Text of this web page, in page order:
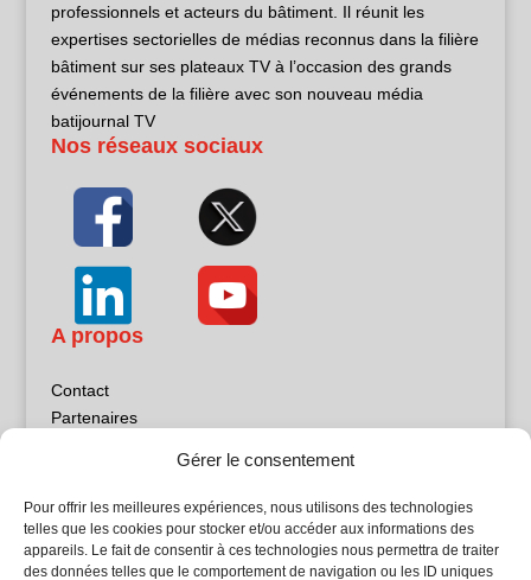
Gérer le consentement
Pour offrir les meilleures expériences, nous utilisons des technologies
telles que les cookies pour stocker et/ou accéder aux informations des
appareils. Le fait de consentir à ces technologies nous permettra de traiter
des données telles que le comportement de navigation ou les ID uniques
professionnels et acteurs du bâtiment. Il réunit les
expertises sectorielles de médias reconnus dans la filière
bâtiment sur ses plateaux TV à l’occasion des grands
événements de la filière avec son nouveau média
batijournal TV
Nos réseaux sociaux
A propos
Contact
Partenaires
Politique de confidentialité
Sites partenaires